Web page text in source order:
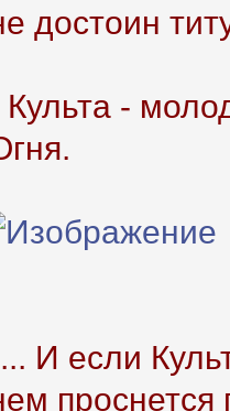
достоин
Культа -
И если
проснется